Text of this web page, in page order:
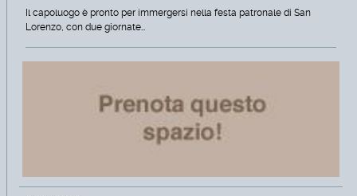
Il capoluogo è pronto per immergersi nella festa patronale di San
Lorenzo, con due giornate…